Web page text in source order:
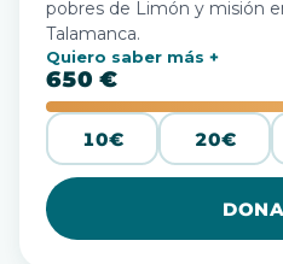
pobres de Limón y misión
Talamanca.
Quiero saber más
650 €
10€ 20€